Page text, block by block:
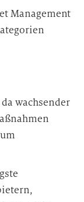
Management
wachsender